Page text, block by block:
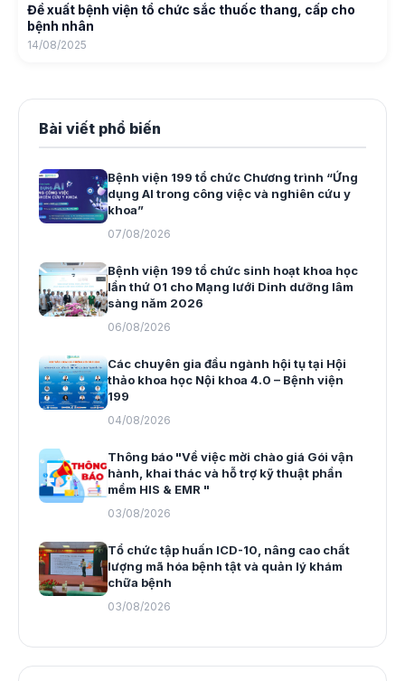
Đề xuất bệnh viện tổ chức sắc thuốc thang, cấp cho
bệnh nhân
14/08/2025
Bài viết phổ biến
Bệnh viện 199 tổ chức Chương trình “Ứng
dụng AI trong công việc và nghiên cứu y
khoa”
07/08/2026
Bệnh viện 199 tổ chức sinh hoạt khoa học
lần thứ 01 cho Mạng lưới Dinh dưỡng lâm
sàng năm 2026
06/08/2026
Các chuyên gia đầu ngành hội tụ tại Hội
thảo khoa học Nội khoa 4.0 – Bệnh viện
199
04/08/2026
Thông báo "Về việc mời chào giá Gói vận
hành, khai thác và hỗ trợ kỹ thuật phần
mềm HIS & EMR "
03/08/2026
Tổ chức tập huấn ICD-10, nâng cao chất
lượng mã hóa bệnh tật và quản lý khám
chữa bệnh
03/08/2026